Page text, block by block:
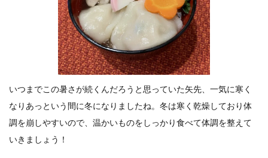
いつまでこの暑さが続くんだろうと思っていた矢先、一気に寒く
なりあっという間に冬になりましたね。冬は寒く乾燥しており体
調を崩しやすいので、温かいものをしっかり食べて体調を整えて
いきましょう！
開発秘話
関西万博 食と栄養 餃子
餃子と食べたい
餃子と飲みたい 魚醬
麻婆豆腐
麻辣湯 通販 質問
節約
肉汁爆弾餃子
米飯
羽根つき スタミナ肉餃子
羽根つきタン塩餃子
羽根つき餃子
肉ニラ水餃子
肉まん・豚まん
肉餃子 豚まん
膨らむ
蒸籠
衛生管理
袋入り餃子
謹製 羽根つき なにわのお好み餃子